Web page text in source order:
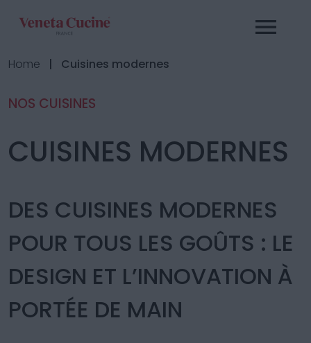
Home | Cuisines modernes
NOS CUISINES
CUISINES MODERNES
DES CUISINES MODERNES
POUR TOUS LES GOÛTS : LE
DESIGN ET L’INNOVATION À
PORTÉE DE MAIN